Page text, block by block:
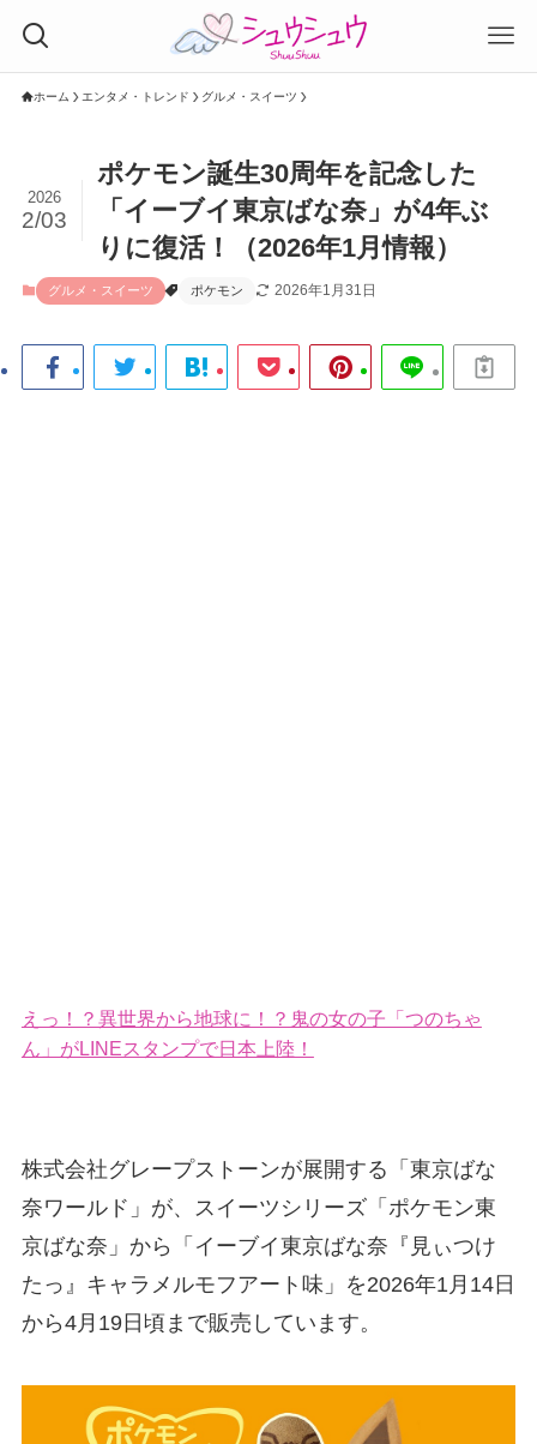
ホーム エンタメ・トレンド グルメ・スイーツ
ポケモン誕生30周年を記念した
「イーブイ東京ばな奈」が4年ぶ
りに復活！（2026年1月情報）
2026
2/03
グルメ・スイーツ ポケモン 2026年1月31日
えっ！？異世界から地球に！？鬼の女の子「つのちゃ
ん」がLINEスタンプで日本上陸！
株式会社グレープストーンが展開する「東京ばな
奈ワールド」が、スイーツシリーズ「ポケモン東
京ばな奈」から「イーブイ東京ばな奈『見ぃつけ
たっ』キャラメルモフアート味」を2026年1月14日
から4月19日頃まで販売しています。